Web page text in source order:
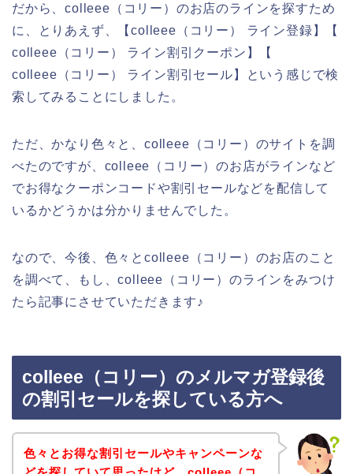
だから、colleee（コリー）のお店のラインを探すため
に、とりあえず、【colleee（コリー） ライン登録】【
colleee（コリー） ライン割引クーポン】【
colleee（コリー） ライン割引セール】という感じで検
索してみることにしました。
ただ、かなり色々と、colleee（コリー）のサイトを調
べたのですが、colleee（コリー）のお店がラインなど
でお得なクーポンコードや割引セールなどを配信して
いるかどうかは分かりませんでした。
なので、今後、色々とcolleee（コリー）のお店のこと
を調べて、もし、colleee（コリー）のラインをみつけ
たら記事にさせていただきます♪
colleee（コリー）のメルマガ登録後
の割引セールを探している方へ
色々とお得な割引セールやキャンペーンな